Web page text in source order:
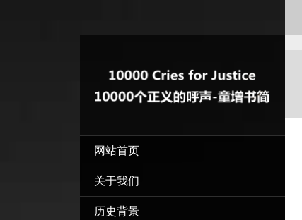
网站首页
关于我们
历史背景